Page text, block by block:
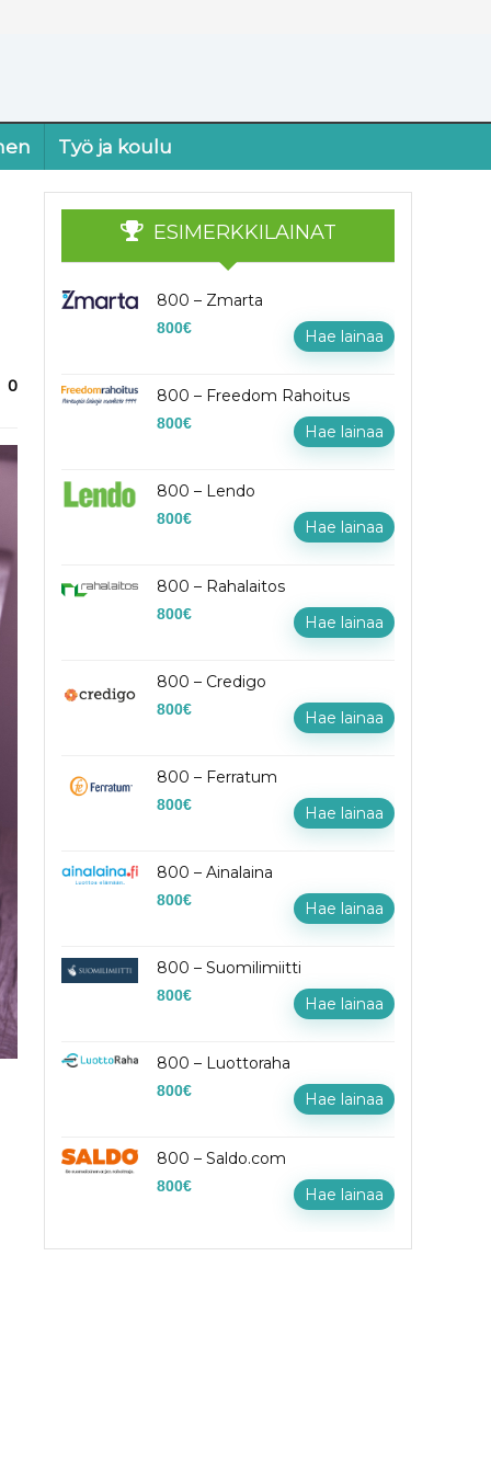
Työ ja koulu
0
ESIMERKKILAINAT
800 – Zmarta
800€ Hae lainaa
800 – Freedom Rahoitus
800€ Hae lainaa
800 – Lendo
800€ Hae lainaa
800 – Rahalaitos
800€ Hae lainaa
800 – Credigo
800€ Hae lainaa
800 – Ferratum
800€ Hae lainaa
800 – Ainalaina
800€ Hae lainaa
800 – Suomilimiitti
800€ Hae lainaa
800 – Luottoraha
800€ Hae lainaa
800 – Saldo.com
800€ Hae lainaa